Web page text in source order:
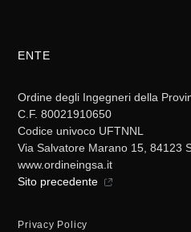
ENTE
Ordine degli Ingegneri della
C.F. 80021910650
Codice univoco UFTNNL
Via Salvatore Marano 15, 84123
www.ordineingsa.it
Sito precedente
Privacy Policy